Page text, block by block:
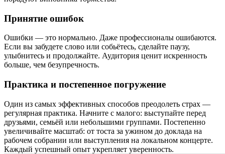
Принятие ошибок
Ошибки — это нормально. Даже профессионалы ошибаются.
Если вы забудете слово или собьётесь, сделайте паузу,
улыбнитесь и продолжайте. Аудитория ценит искренность
больше, чем безупречность.
Практика и постепенное погружение
Один из самых эффективных способов преодолеть страх —
регулярная практика. Начните с малого: выступайте перед
друзьями, семьёй или небольшими группами. Постепенно
увеличивайте масштаб: от тоста за ужином до доклада на
рабочем собрании или выступления на локальном концерте.
Каждый успешный опыт укрепляет уверенность.